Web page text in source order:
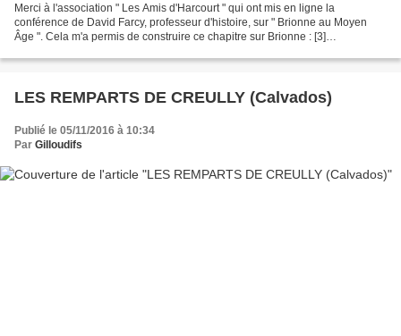
Merci à l'association " Les Amis d'Harcourt " qui ont mis en ligne la
conférence de David Farcy, professeur d'histoire, sur " Brionne au Moyen
Âge ". Cela m'a permis de construire ce chapitre sur Brionne : [3]
moyen-age-.pdf...
LES REMPARTS DE CREULLY (Calvados)
Publié le 05/11/2016 à 10:34
Par Gilloudifs